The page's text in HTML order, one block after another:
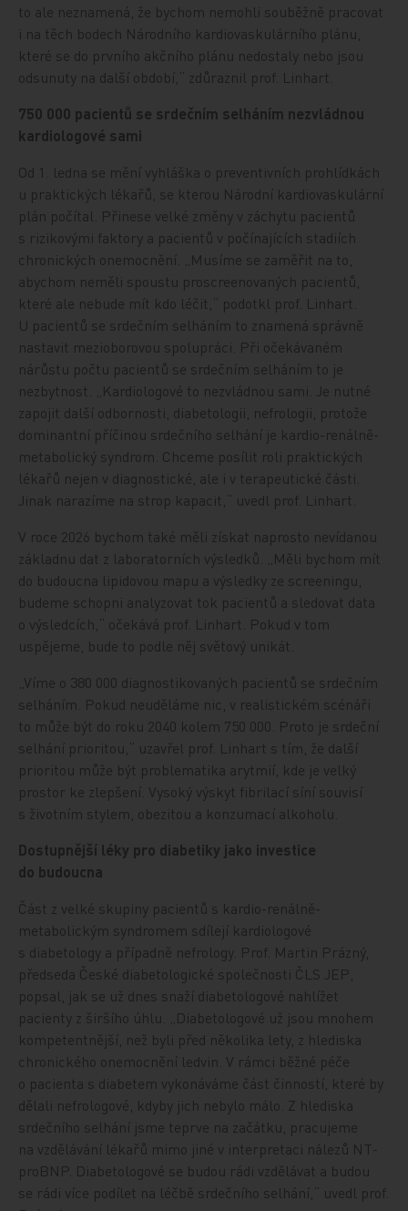
to ale neznamená, že bychom nemohli souběžně pracovat
i na těch bodech Národního kardiovaskulárního plánu,
které se do prvního akčního plánu nedostaly nebo jsou
odsunuty na další období,“ zdůraznil prof. Linhart.
750 000 pacientů se srdečním selháním nezvládnou
kardiologové sami
Od 1. ledna se mění vyhláška o preventivních prohlídkách
u praktických lékařů, se kterou Národní kardiovaskulární
plán počítal. Přinese velké změny v záchytu pacientů
s rizikovými faktory a pacientů v počínajících stadiích
chronických onemocnění. „Musíme se zaměřit na to,
abychom neměli spoustu proscreenovaných pacientů,
které ale nebude mít kdo léčit,“ podotkl prof. Linhart.
U pacientů se srdečním selháním to znamená správně
nastavit mezioborovou spolupráci. Při očekávaném
nárůstu počtu pacientů se srdečním selháním to je
nezbytnost. „Kardiologové to nezvládnou sami. Je nutné
zapojit další odbornosti, diabetologii, nefrologii, protože
dominantní příčinou srdečního selhání je kardio-renálně-
metabolický syndrom. Chceme posílit roli praktických
lékařů nejen v diagnostické, ale i v terapeutické části.
Jinak narazíme na strop kapacit,“ uvedl prof. Linhart.
V roce 2026 bychom také měli získat naprosto nevídanou
základnu dat z laboratorních výsledků. „Měli bychom mít
do budoucna lipidovou mapu a výsledky ze screeningu,
budeme schopni analyzovat tok pacientů a sledovat data
o výsledcích,“ očekává prof. Linhart. Pokud v tom
uspějeme, bude to podle něj světový unikát.
„Víme o 380 000 diagnostikovaných pacientů se srdečním
selháním. Pokud neuděláme nic, v realistickém scénáři
to může být do roku 2040 kolem 750 000. Proto je srdeční
selhání prioritou,“ uzavřel prof. Linhart s tím, že další
prioritou může být problematika arytmií, kde je velký
prostor ke zlepšení. Vysoký výskyt fibrilací síní souvisí
s životním stylem, obezitou a konzumací alkoholu.
Dostupnější léky pro diabetiky jako investice
do budoucna
Část z velké skupiny pacientů s kardio-renálně-
metabolickým syndromem sdílejí kardiologové
s diabetology a případně nefrology. Prof. Martin Prázný,
předseda České diabetologické společnosti ČLS JEP,
popsal, jak se už dnes snaží diabetologové nahlížet
pacienty z širšího úhlu. „Diabetologové už jsou mnohem
kompetentnější, než byli před několika lety, z hlediska
chronického onemocnění ledvin. V rámci běžné péče
o pacienta s diabetem vykonáváme část činností, které by
dělali nefrologové, kdyby jich nebylo málo. Z hlediska
srdečního selhání jsme teprve na začátku, pracujeme
na vzdělávání lékařů mimo jiné v interpretaci nálezů NT-
proBNP. Diabetologové se budou rádi vzdělávat a budou
se rádi více podílet na léčbě srdečního selhání,“ uvedl prof.